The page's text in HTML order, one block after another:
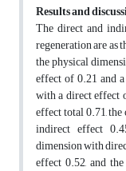
Results and
The direct and
regeneration are as
the physical
effect of 0.21 and
with a direct effect
effect total 0.71,
indirect effect
dimension with
effect 0.52, and